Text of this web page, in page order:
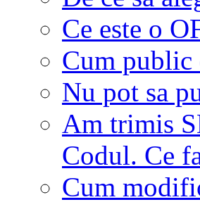
Ce este o
Cum
Nu pot sa
Am trimis
Codul. Ce
Cum